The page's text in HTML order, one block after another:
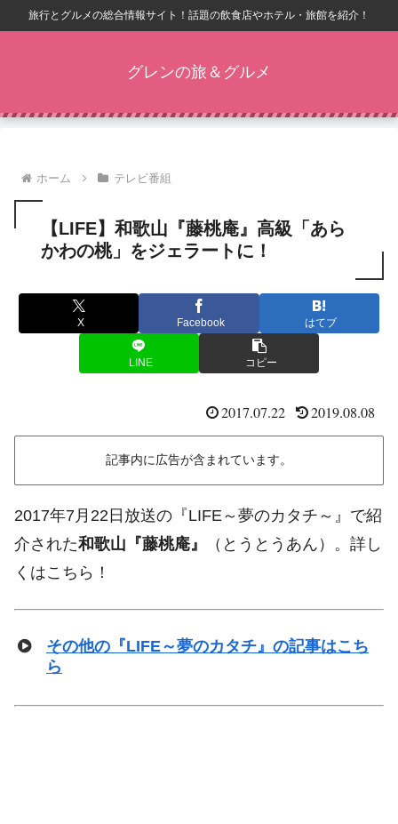
旅行とグルメの総合情報サイト！話題の飲食店やホテル・旅館を紹介！
グレンの旅＆グルメ
ホーム テレビ番組
【LIFE】和歌山『藤桃庵』高級「あら
かわの桃」をジェラートに！
X Facebook はてブ
LINE コピー
2017.07.22 2019.08.08
記事内に広告が含まれています。
2017年7月22日放送の『LIFE～夢のカタチ～』で紹
介された和歌山『藤桃庵』
（とうとうあん）。詳し
くはこちら！
その他の『LIFE～夢のカタチ』の記事はこち
ら